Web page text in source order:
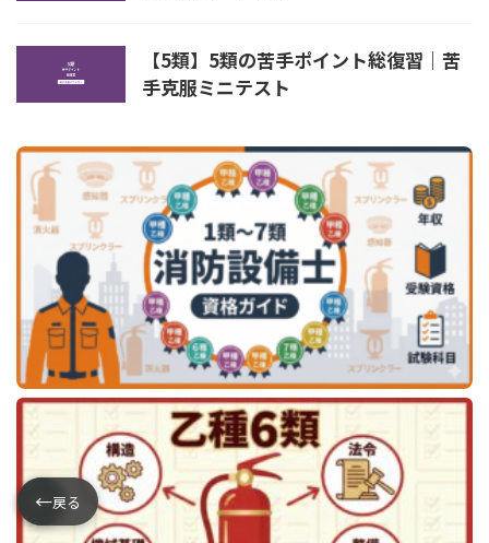
【5類】5類の苦手ポイント総復習｜苦
手克服ミニテスト
←戻る
←